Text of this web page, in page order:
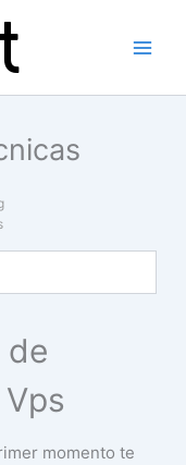
Menu
de
momento te